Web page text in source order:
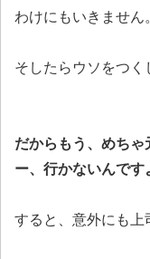
わけにもいきません
そしたらウソをつく
だからもう、めちゃ
ー、行かないんです
すると、意外にも上